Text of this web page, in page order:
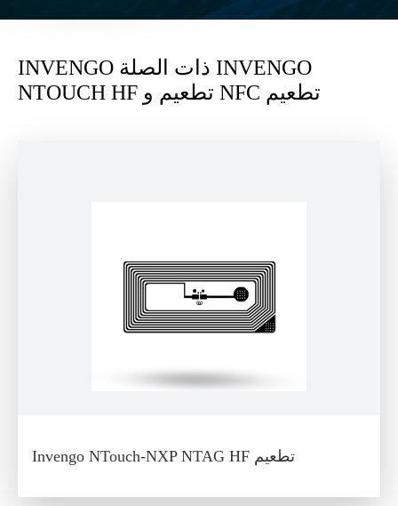
INVENGO ذات الصلة INVENGO
NTOUCH HF تطعيم و NFC تطعيم
Invengo NTouch-NXP NTAG HF تطعيم